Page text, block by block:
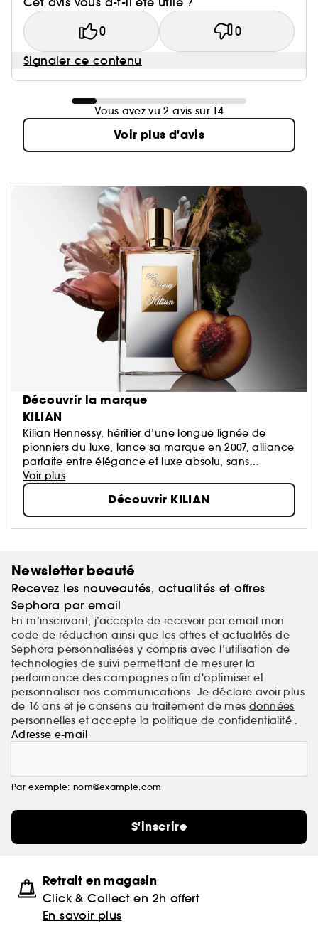
0 0
Signaler ce contenu
Vous avez vu 2 avis sur 14
Voir plus d'avis
Découvrir la marque
KILIAN
Kilian Hennessy, héritier d’une longue lignée de
pionniers du luxe, lance sa marque en 2007, alliance
parfaite entre élégance et luxe absolu, sans
concessions. La marque célèbre une décennie de
révolution dans la parfumerie...
Voir plus
Découvrir KILIAN
Newsletter beauté
Recevez les nouveautés, actualités et offres
Sephora par email
En m’inscrivant, j’accepte de recevoir par email mon
code de réduction ainsi que les offres et actualités de
Sephora personnalisées y compris avec l’utilisation de
technologies de suivi permettant de mesurer la
performance des campagnes afin d'optimiser et
personnaliser nos communications. Je déclare avoir plus
de 16 ans et je consens au traitement de mes données
personnelleset accepte la politique de confidentialité
Adresse e-mail
Par exemple: nom@example.com
S'inscrire
Retrait en magasin
Click & Collect en 2h offert
En savoir plus